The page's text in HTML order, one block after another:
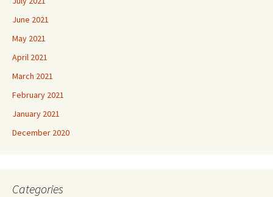
June 2021
May 2021
April 2021
March 2021
February 2021
January 2021
December 2020
Categories